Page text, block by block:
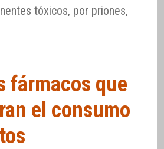
tóxicos, por priones,
fármacos que
el consumo